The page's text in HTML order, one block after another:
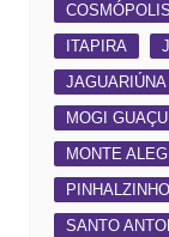
COSMÓPOLIS
ITAPIRA
MOGI GUAÇU
MONTE
PINHALZINHO
SANTO